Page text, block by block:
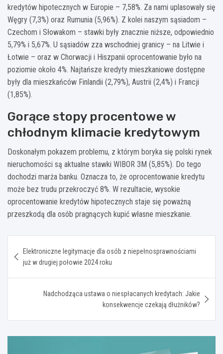
kredytów hipotecznych w Europie – 7,58%. Za nami uplasowały się
Węgry (7,3%) oraz Rumunia (5,96%). Z kolei naszym sąsiadom –
Czechom i Słowakom – stawki były znacznie niższe, odpowiednio
5,79% i 5,67%. U sąsiadów zza wschodniej granicy – na Litwie i
Łotwie – oraz w Chorwacji i Hiszpanii oprocentowanie było na
poziomie około 4%. Najtańsze kredyty mieszkaniowe dostępne
były dla mieszkańców Finlandii (2,79%), Austrii (2,4%) i Francji
(1,85%).
Gorące stopy procentowe w
chłodnym klimacie kredytowym
Doskonałym pokazem problemu, z którym boryka się polski rynek
nieruchomości są aktualne stawki WIBOR 3M (5,85%). Do tego
dochodzi marża banku. Oznacza to, że oprocentowanie kredytu
może bez trudu przekroczyć 8%. W rezultacie, wysokie
oprocentowanie kredytów hipotecznych staje się poważną
przeszkodą dla osób pragnących kupić własne mieszkanie.
wpisu
Elektroniczne legitymacje dla osób z niepełnosprawnościami
już w drugiej połowie 2024 roku
Nadchodząca ustawa o niespłacanych kredytach: Jakie
konsekwencje czekają dłużników?